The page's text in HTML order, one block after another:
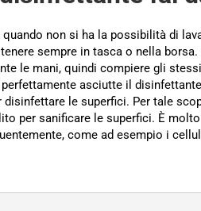
non si ha la possibilità di
sempre in tasca o nella
le mani, quindi compiere gli
asciutte il
disinfettare le superfici. Per tale
per sanificare le superfici. È
come ad esempio i